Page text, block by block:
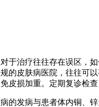
于治疗往往存在误区，
的皮肤病医院，往往可
皮损加重。定期复诊检
的发病与患者体内铜、